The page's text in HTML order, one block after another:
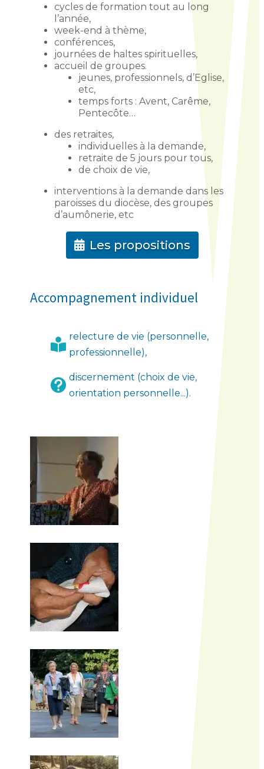
cycles de formation tout au long
l’année,
week-end à thème,
conférences,
journées de haltes spirituelles,
accueil de groupes.
jeunes, professionnels, d’Eglise,
etc,
temps forts : Avent, Carême,
Pentecôte…
des retraites,
individuelles à la demande,
retraite de 5 jours pour tous,
de choix de vie,
interventions à la demande dans les
paroisses du diocèse, des groupes
d’aumônerie, etc
Les propositions
Accompagnement individuel

relecture de vie (personnelle,
professionnelle),

discernement (choix de vie,
orientation personnelle...).